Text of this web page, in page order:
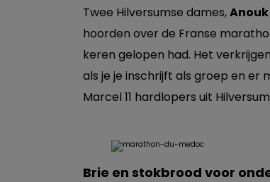
Twee Hilversumse dames,
hoorden over de Franse
keren gelopen had. Het
als je je inschrijft als groep en er
Marcel 11 hardlopers uit
Brie en stokbrood voor